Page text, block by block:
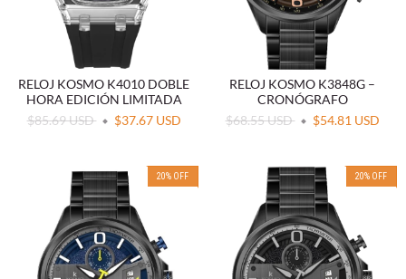
RELOJ KOSMO K4010 DOBLE
HORA EDICIÓN LIMITADA
$85.69 USD
$37.67 USD
RELOJ KOSMO K3848G –
CRONÓGRAFO
$68.55 USD
$54.81 USD
20% OFF 20% OFF